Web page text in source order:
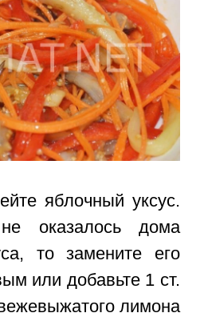
яблочный уксус.
оказалось дома
то замените его
или добавьте 1 ст.
лимона